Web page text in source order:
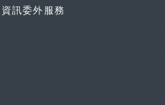
資訊委外服務